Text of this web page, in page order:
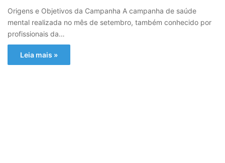
Origens e Objetivos da Campanha A campanha de saúde
mental realizada no mês de setembro, também conhecido por
profissionais da…
Leia mais »